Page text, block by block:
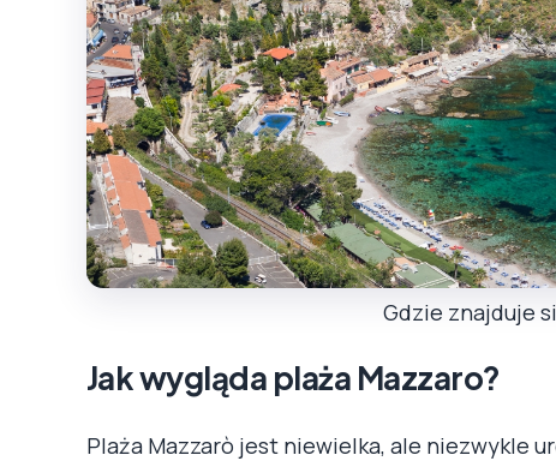
Gdzie znajduje
Jak wygląda plaża Mazzaro?
Plaża Mazzarò jest niewielka, ale niezwykle